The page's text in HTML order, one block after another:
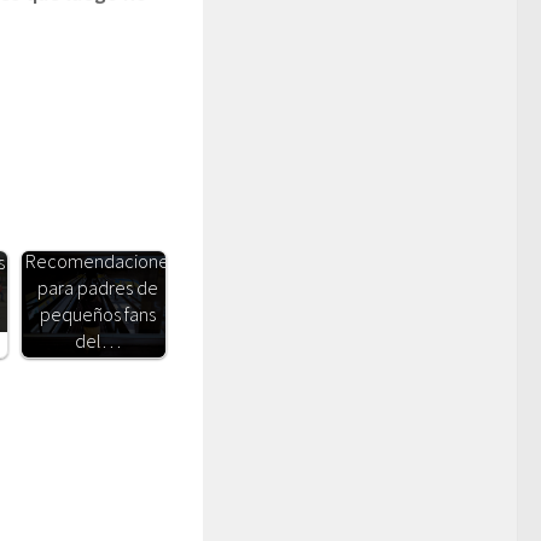
Recomendaciones
para padres de
pequeños fans
del…